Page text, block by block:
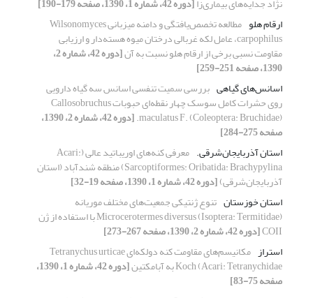
ارقام هلو
مطالعه تخصص‌یافتگی و دامنه میزبانی Wilsonomyces
carpophilus، عامل لکه غربالی درختان میوه هسته‌دار و ارزیابی
مقاومت نسبی برخی از ارقام هلو نسبت به آن [دوره 42، شماره 2،
1390، صفحه 251-259]
اسانس‌های گیاهی بررسی سمیت تنفسی اسانس سه گیاه دارویی
روی حشرات کامل سوسک چهار نقطه‌ای حبوبات Callosobruchus
maculatus F. (Coleoptera: Bruchidae). [دوره 42، شماره 2، 1390،
صفحه 275-284]
استان آذربایجان‌شرقی.
معرفی کنه‌های اوریباتید عالی (Acari:
Sarcoptiformes: Oribatida: Brachypylina) منطقه شندآباد (استان
آذربایجان‌شرقی)[دوره 42، شماره 1، 1390، صفحه 19-32]
استان خوزستان تنوع ژنتیکی جمعیت‌های مختلف موریانه
Microcerotermes diversus (Isoptera: Termitidae) با استفاده از ژن
COII[دوره 42، شماره 2، 1390، صفحه 267-273]
استراز
مکانیسم‌های مقاومت کنه دولکه‌ای Tetranychus urticae
Koch (Acari: Tetranychidae به آبامکتین [دوره 42، شماره 1، 1390،
صفحه 75-83]